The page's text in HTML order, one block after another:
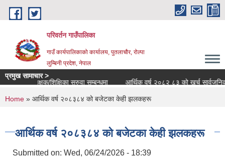
Skip to main content
परिवर्तन गाउँपालिका
गाउँ कार्यपालिकाको कार्यालय, पुतलाचौर, रोल्पा
लुम्बिनी प्रदेश, नेपाल
प्रमुख सामाचार >
शिक्षक/शिक्षिका सरुवा सम्बन्धमा
आर्थिक वर्ष २०८२ ८३ को खर्च सार्वजनिक
You are here
Home » आर्थिक वर्ष २०८३८४ को बजेटका केही झलकहरू
आर्थिक वर्ष २०८३८४ को बजेटका केही झलकहरू
Submitted on: Wed, 06/24/2026 - 18:39